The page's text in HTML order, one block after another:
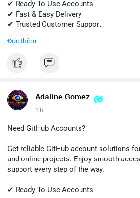
✔ Ready To Use Accounts
✔ Fast & Easy Delivery
✔ Trusted Customer Support
📱 WhatsApp: +1 (681) 549-2683
Đọc thêm
Adaline Gomez
1 h
Need GitHub Accounts?
Get reliable GitHub account solutions
and online projects. Enjoy smooth
support every step of the way.
✔ Ready To Use Accounts